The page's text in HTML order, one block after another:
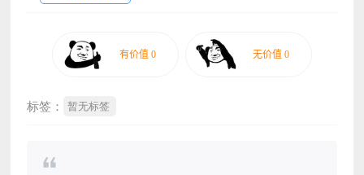
标签： 暂无标签